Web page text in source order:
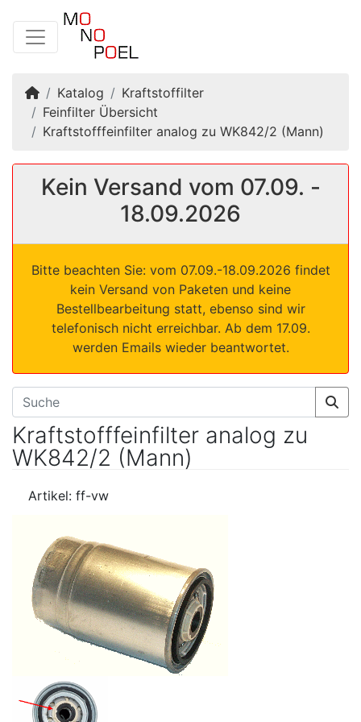
Startseite
Katalog
Kraftstoffilter
Feinfilter Übersicht
Kraftstofffeinfilter analog zu WK842/2 (Mann)
Kein Versand vom 07.09. -
18.09.2026
Bitte beachten Sie: vom 07.09.-18.09.2026 findet
kein Versand von Paketen und keine
Bestellbearbeitung statt, ebenso sind wir
telefonisch nicht erreichbar. Ab dem 17.09.
werden Emails wieder beantwortet.
Kraftstofffeinfilter analog zu
WK842/2 (Mann)
Artikel: ff-vw